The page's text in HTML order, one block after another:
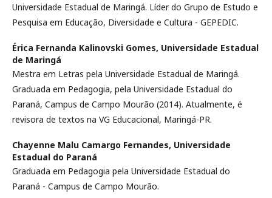
Universidade Estadual de Maringá. Líder do Grupo de Estudo e
Pesquisa em Educação, Diversidade e Cultura - GEPEDIC.
Érica Fernanda Kalinovski Gomes, Universidade Estadual
de Maringá
Mestra em Letras pela Universidade Estadual de Maringá.
Graduada em Pedagogia, pela Universidade Estadual do
Paraná, Campus de Campo Mourão (2014). Atualmente, é
revisora de textos na VG Educacional, Maringá-PR.
Chayenne Malu Camargo Fernandes, Universidade
Estadual do Paraná
Graduada em Pedagogia pela Universidade Estadual do
Paraná - Campus de Campo Mourão.